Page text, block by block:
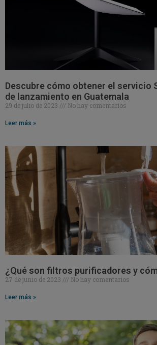
Descubre cómo obtener el servicio
de lanzamiento en Guatemala
29 de julio de 2023 No hay comentarios
Leer más »
¿Qué son filtros purificadores y
27 de junio de 2023 No hay comentarios
Leer más »